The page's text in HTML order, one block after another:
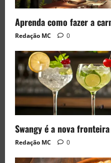
Aprenda como fazer a
Redação MC 0
Swangy é a nova
Redação MC 0